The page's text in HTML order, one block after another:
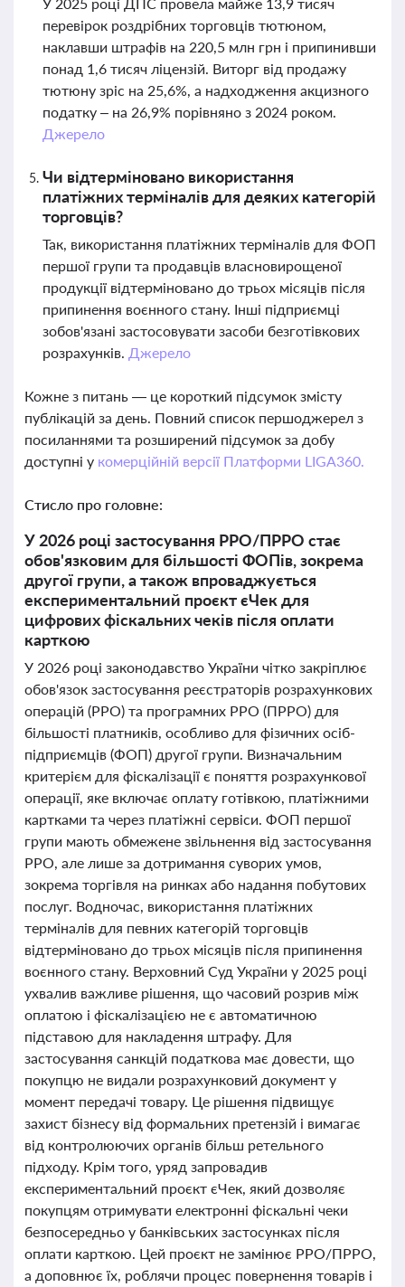
перевірок роздрібних торговців тютюном,
наклавши штрафів на 220,5 млн грн і припинивши
понад 1,6 тисяч ліцензій. Виторг від продажу
тютюну зріс на 25,6%, а надходження акцизного
податку – на 26,9% порівняно з 2024 роком.
Джерело
Чи відтерміновано використання
платіжних терміналів для деяких категорій
торговців?
Так, використання платіжних терміналів для ФОП
першої групи та продавців власновирощеної
продукції відтерміновано до трьох місяців після
припинення воєнного стану. Інші підприємці
зобов'язані застосовувати засоби безготівкових
розрахунків. Джерело
Кожне з питань — це короткий підсумок змісту
публікацій за день. Повний список першоджерел з
посиланнями та розширений підсумок за добу
доступні у комерційній версії Платформи LIGA360.
Стисло про головне:
У 2026 році застосування РРО/ПРРО стає
обов'язковим для більшості ФОПів, зокрема
другої групи, а також впроваджується
експериментальний проєкт єЧек для
цифрових фіскальних чеків після оплати
карткою
У 2026 році законодавство України чітко закріплює
обов'язок застосування реєстраторів розрахункових
операцій (РРО) та програмних РРО (ПРРО) для
більшості платників, особливо для фізичних осіб-
підприємців (ФОП) другої групи. Визначальним
критерієм для фіскалізації є поняття розрахункової
операції, яке включає оплату готівкою, платіжними
картками та через платіжні сервіси. ФОП першої
групи мають обмежене звільнення від застосування
РРО, але лише за дотримання суворих умов,
зокрема торгівля на ринках або надання побутових
послуг. Водночас, використання платіжних
терміналів для певних категорій торговців
відтерміновано до трьох місяців після припинення
воєнного стану. Верховний Суд України у 2025 році
ухвалив важливе рішення, що часовий розрив між
оплатою і фіскалізацією не є автоматичною
підставою для накладення штрафу. Для
застосування санкцій податкова має довести, що
покупцю не видали розрахунковий документ у
момент передачі товару. Це рішення підвищує
захист бізнесу від формальних претензій і вимагає
від контролюючих органів більш ретельного
підходу. Крім того, уряд запровадив
експериментальний проєкт єЧек, який дозволяє
покупцям отримувати електронні фіскальні чеки
безпосередньо у банківських застосунках після
оплати карткою. Цей проєкт не замінює РРО/ПРРО,
а доповнює їх, роблячи процес повернення товарів і